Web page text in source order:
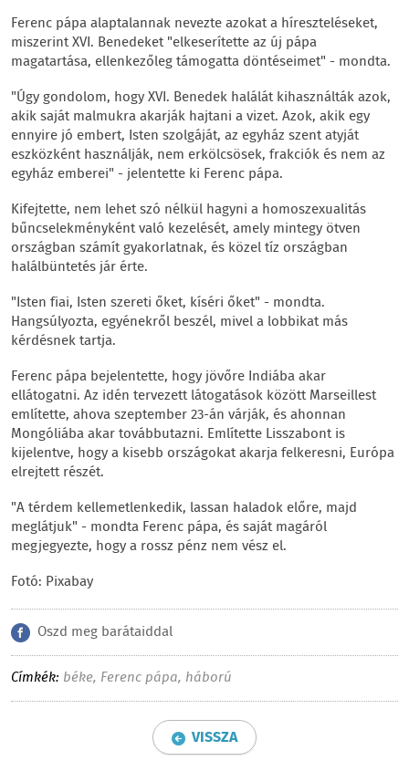
Ferenc pápa alaptalannak nevezte azokat a híreszteléseket,
miszerint XVI. Benedeket "elkeserítette az új pápa
magatartása, ellenkezőleg támogatta döntéseimet" - mondta.
"Úgy gondolom, hogy XVI. Benedek halálát kihasználták azok,
akik saját malmukra akarják hajtani a vizet. Azok, akik egy
ennyire jó embert, Isten szolgáját, az egyház szent atyját
eszközként használják, nem erkölcsösek, frakciók és nem az
egyház emberei" - jelentette ki Ferenc pápa.
Kifejtette, nem lehet szó nélkül hagyni a homoszexualitás
bűncselekményként való kezelését, amely mintegy ötven
országban számít gyakorlatnak, és közel tíz országban
halálbüntetés jár érte.
"Isten fiai, Isten szereti őket, kíséri őket" - mondta.
Hangsúlyozta, egyénekről beszél, mivel a lobbikat más
kérdésnek tartja.
Ferenc pápa bejelentette, hogy jövőre Indiába akar
ellátogatni. Az idén tervezett látogatások között Marseillest
említette, ahova szeptember 23-án várják, és ahonnan
Mongóliába akar továbbutazni. Említette Lisszabont is
kijelentve, hogy a kisebb országokat akarja felkeresni, Európa
elrejtett részét.
"A térdem kellemetlenkedik, lassan haladok előre, majd
meglátjuk" - mondta Ferenc pápa, és saját magáról
megjegyezte, hogy a rossz pénz nem vész el.
Fotó: Pixabay
Oszd meg barátaiddal
Címkék: béke, Ferenc pápa, háború
VISSZA